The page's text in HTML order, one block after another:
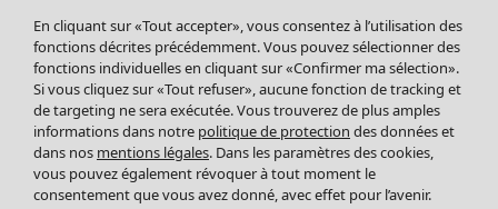
Leggings et collants
Accessoires
Chaussures
Vêtements de bain
Basics
Soldes Mobilier
Bonnes affaires déco
Décoration
Textiles
En cliquant sur «Tout accepter», vous consentez à l’utilisation des
fonctions décrites précédemment. Vous pouvez sélectionner des
fonctions individuelles en cliquant sur «Confirmer ma sélection».
Si vous cliquez sur «Tout refuser», aucune fonction de tracking et
de targeting ne sera exécutée. Vous trouverez de plus amples
informations dans notre politique de protection des données et
dans nos mentions légales. Dans les paramètres des cookies,
vous pouvez également révoquer à tout moment le
consentement que vous avez donné, avec effet pour l’avenir.